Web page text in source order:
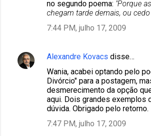
no segundo poema: "Porque
chegam tarde demais, ou
7:44 PM, julho 17, 2009
Alexandre Kovacs disse…
Wania, acabei optando pelo
Divórcio" para a postagem,
desmerecimento da opção
aqui. Dois grandes exemplos
dúvida. Obrigado pelo retorno.
7:47 PM, julho 17, 2009